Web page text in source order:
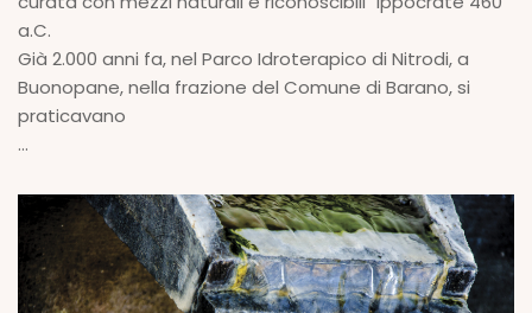
a.C.
Già 2.000 anni fa, nel Parco Idroterapico di Nitrodi, a
Buonopane, nella frazione del Comune di Barano, si
praticavano
...